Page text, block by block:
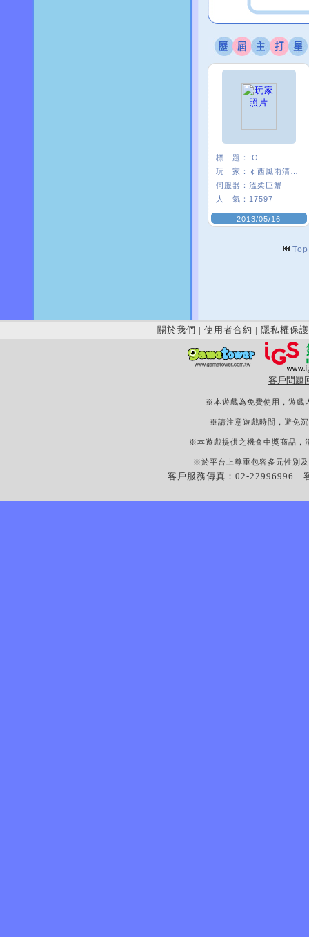
標 題： :O
玩 家：
伺服器： 溫柔巨蟹
人 氣： 17597
2013/05/16
關於我們 | 使用者合約 | 隱私權保護
客戶問題
※本遊戲為免費使用，遊戲
※請注意遊戲時間，避免
※本遊戲提供之機會中獎商品，
※於平台上尊重包容多元性別
客戶服務傳真：02-22996996